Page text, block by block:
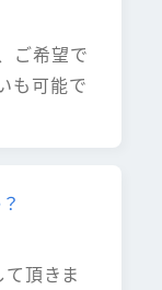
ご希望で
も可能で
頂きま